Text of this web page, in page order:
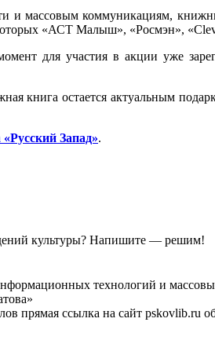
и массовым коммуникациям,
«АСТ Малыш», «Росмэн»,
для участия в акции уже
книга остается актуальным
Запад».
культуры? Напишите — решим!
технологий и
прямая ссылка на сайт pskovlib.ru